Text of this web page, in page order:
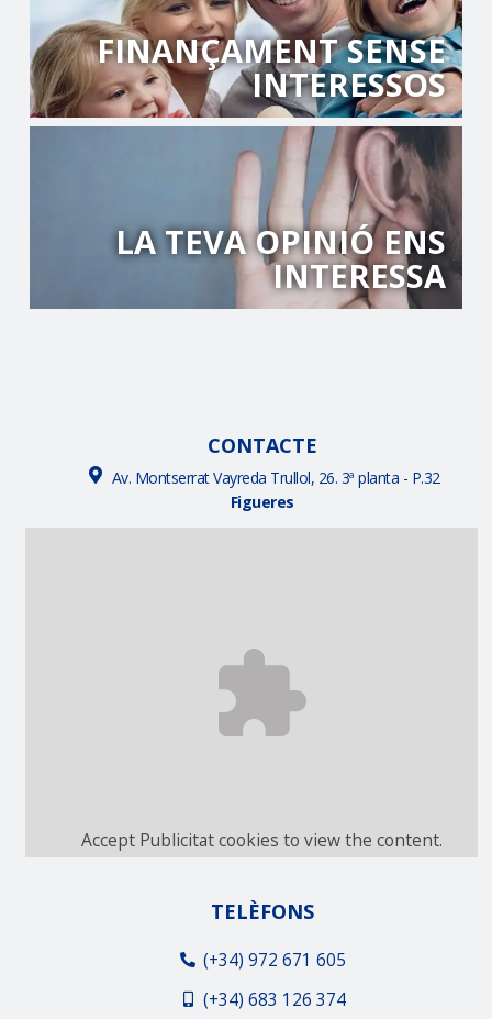
FINANÇAMENT SENSE
INTERESSOS
LA TEVA OPINIÓ ENS
INTERESSA
CONTACTE
Av. Montserrat Vayreda Trullol, 26. 3ª planta - P.32
Figueres
Accept Publicitatcookies to view the content.
TELÈFONS
(+34) 972 671 605
(+34) 683 126 374